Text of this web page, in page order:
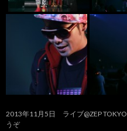
2013年11月5日 ライブ@ZEP TOKYO
うぞ